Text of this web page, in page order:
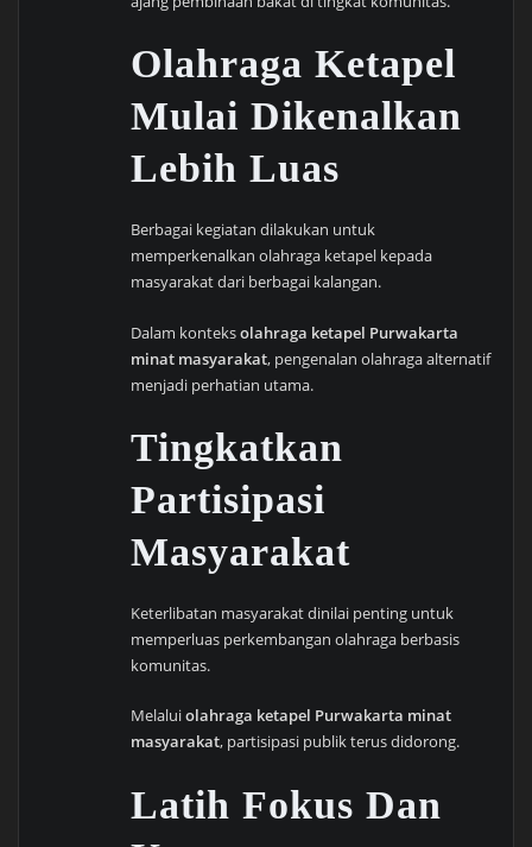
Olahraga Ketapel
Mulai Dikenalkan
Lebih Luas
Berbagai kegiatan dilakukan untuk
memperkenalkan olahraga ketapel kepada
masyarakat dari berbagai kalangan.
Dalam konteksolahraga ketapel Purwakarta
minat masyarakat, pengenalan olahraga alternatif
menjadi perhatian utama.
Tingkatkan
Partisipasi
Masyarakat
Keterlibatan masyarakat dinilai penting untuk
memperluas perkembangan olahraga berbasis
komunitas.
Melaluiolahraga ketapel Purwakarta minat
masyarakat, partisipasi publik terus didorong.
Latih Fokus Dan